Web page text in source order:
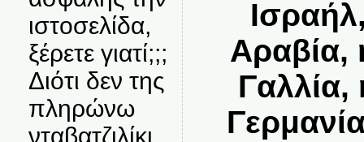
ιστοσελίδα,
ξέρετε γιατί;;;
Διότι δεν της
πληρώνω
νταβατζιλίκι,
Αραβία,
Γαλλία,